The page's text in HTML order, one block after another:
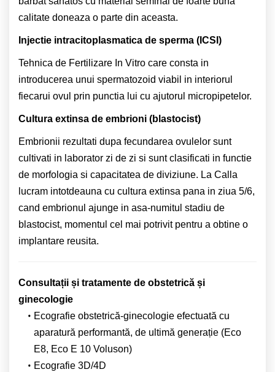
calitate doneaza o parte din aceasta.
Injectie intracitoplasmatica de sperma (ICSI)
Tehnica de Fertilizare In Vitro care consta in
introducerea unui spermatozoid viabil in interiorul
fiecarui ovul prin punctia lui cu ajutorul micropipetelor.
Cultura extinsa de embrioni (blastocist)
Embrionii rezultati dupa fecundarea ovulelor sunt
cultivati in laborator zi de zi si sunt clasificati in functie
de morfologia si capacitatea de diviziune. La Calla
lucram intotdeauna cu cultura extinsa pana in ziua 5/6,
cand embrionul ajunge in asa-numitul stadiu de
blastocist, momentul cel mai potrivit pentru a obtine o
implantare reusita.
Consultații și tratamente de obstetrică și
ginecologie
Ecografie obstetrică-ginecologie efectuată cu
aparatură performantă, de ultimă generație (Eco
E8, Eco E 10 Voluson)
Ecografie 3D/4D